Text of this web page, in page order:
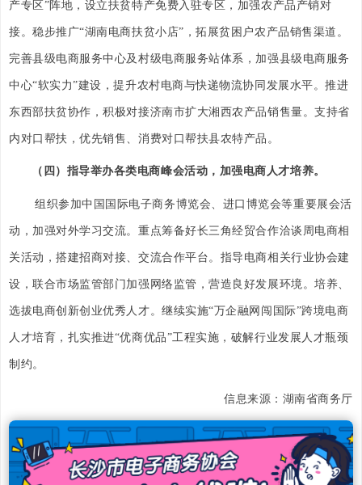
产专区”阵地，设立扶贫特产免费入驻专区，加强农产品产销对
接。稳步推广“湖南电商扶贫小店”，拓展贫困户农产品销售渠道。
完善县级电商服务中心及村级电商服务站体系，加强县级电商服务
中心“软实力”建设，提升农村电商与快递物流协同发展水平。推进
东西部扶贫协作，积极对接济南市扩大湘西农产品销售量。支持省
内对口帮扶，优先销售、消费对口帮扶县农特产品。
（四）指导举办各类电商峰会活动，加强电商人才培养。
组织参加中国国际电子商务博览会、进口博览会等重要展会活
动，加强对外学习交流。重点筹备好长三角经贸合作洽谈周电商相
关活动，搭建招商对接、交流合作平台。指导电商相关行业协会建
设，联合市场监管部门加强网络监管，营造良好发展环境。培养、
选拔电商创新创业优秀人才。继续实施“万企融网闯国际”跨境电商
人才培育，扎实推进“优商优品”工程实施，破解行业发展人才瓶颈
制约。
信息来源：湖南省商务厅